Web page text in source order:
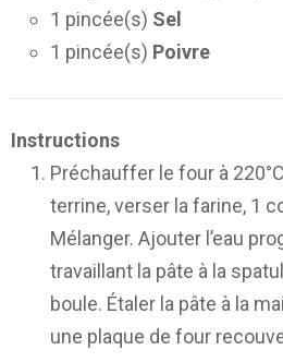
1 pincée(s) Sel
1 pincée(s) Poivre
Instructions
Préchauffer le four à
terrine, verser la farine, 1
Mélanger. Ajouter l’eau
travaillant la pâte à la
boule. Étaler la pâte à la
une plaque de four